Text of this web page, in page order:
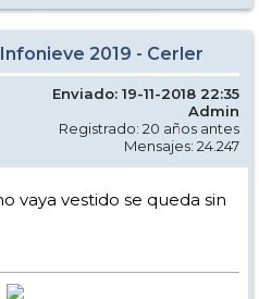
2019 - Cerler
Enviado: 19-11-2018 22:35
Admin
Registrado: 20 años antes
Mensajes: 24.247
vaya vestido se queda sin